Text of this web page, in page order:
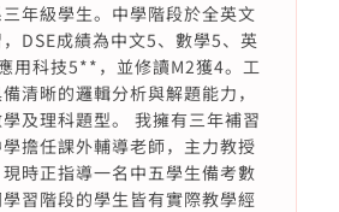
年級學生。中學階段於全英文
DSE成績為中文5、數學5、英
用科技5**，並修讀M2獲4。工
清晰的邏輯分析與解題能力，
及理科題型。 我擁有三年補習
擔任課外輔導老師，主力教授
時正指導一名中五學生備考數
習階段的學生皆有實際教學經